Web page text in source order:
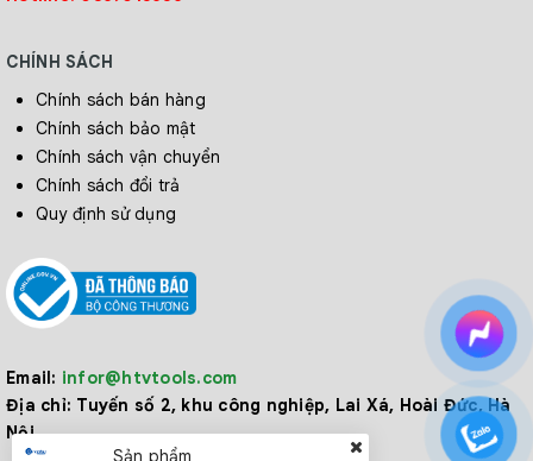
CHÍNH SÁCH
Chính sách bán hàng
Chính sách bảo mật
Chính sách vận chuyển
Chính sách đổi trả
Quy định sử dụng
Email: infor@htvtools.com
Địa chỉ: Tuyến số 2, khu công nghiệp, Lai Xá, Hoài Đức, Hà
Nội
Sản phẩm